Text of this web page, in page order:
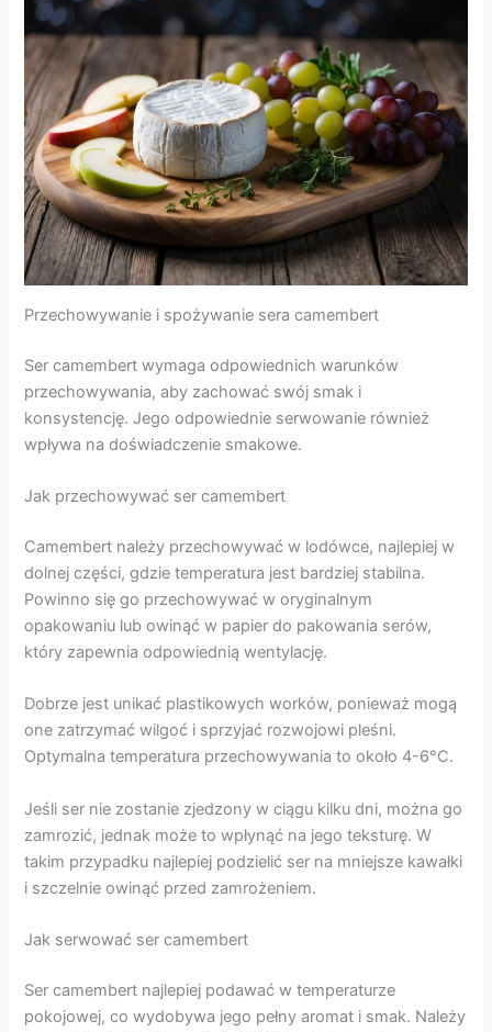
Przechowywanie i spożywanie sera camembert
Ser camembert wymaga odpowiednich warunków
przechowywania, aby zachować swój smak i
konsystencję. Jego odpowiednie serwowanie również
wpływa na doświadczenie smakowe.
Jak przechowywać ser camembert
Camembert należy przechowywać w lodówce, najlepiej w
dolnej części, gdzie temperatura jest bardziej stabilna.
Powinno się go przechowywać w oryginalnym
opakowaniu lub owinąć w papier do pakowania serów,
który zapewnia odpowiednią wentylację.
Dobrze jest unikać plastikowych worków, ponieważ mogą
one zatrzymać wilgoć i sprzyjać rozwojowi pleśni.
Optymalna temperatura przechowywania to około 4-6°C.
Jeśli ser nie zostanie zjedzony w ciągu kilku dni, można go
zamrozić, jednak może to wpłynąć na jego teksturę. W
takim przypadku najlepiej podzielić ser na mniejsze kawałki
i szczelnie owinąć przed zamrożeniem.
Jak serwować ser camembert
Ser camembert najlepiej podawać w temperaturze
pokojowej, co wydobywa jego pełny aromat i smak. Należy